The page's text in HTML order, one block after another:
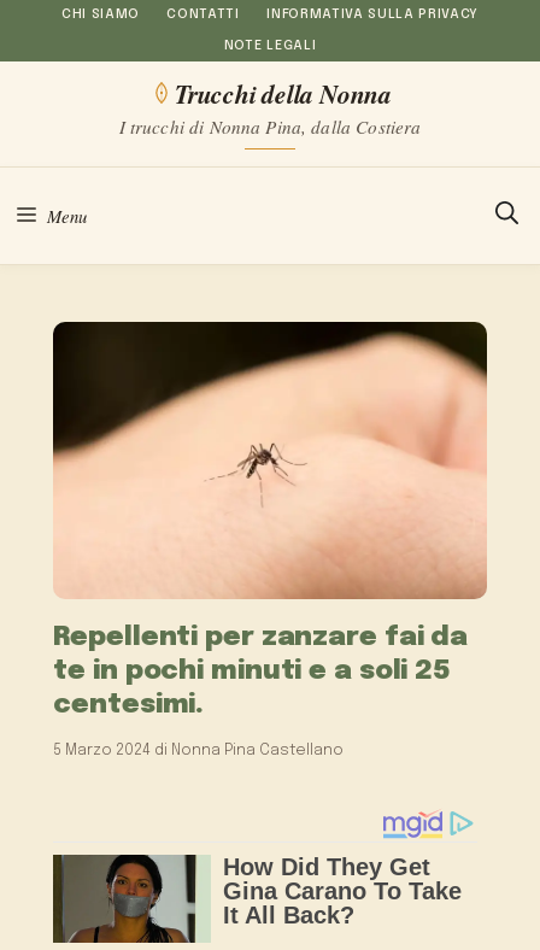
al
CHI SIAMO CONTATTI INFORMATIVA SULLA PRIVACY
NOTE LEGALI
Trucchi della Nonna
I trucchi di Nonna Pina, dalla Costiera
Menu
Repellenti per zanzare fai da
te in pochi minuti e a soli 25
centesimi.
5 Marzo 2024 di Nonna Pina Castellano